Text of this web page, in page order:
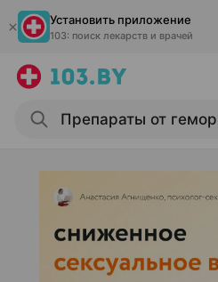
Установить приложение
103: поиск лекарств и врачей